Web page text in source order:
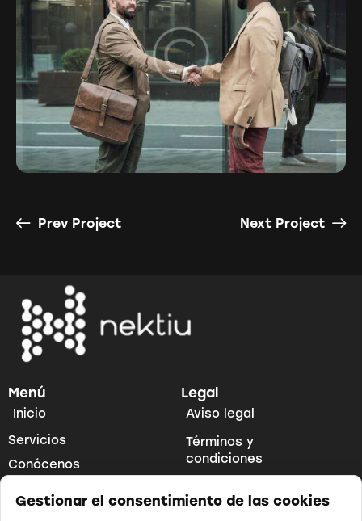
Prev Project Next Project
Menú
Inicio
Servicios
Conócenos
Contacto
Legal
Aviso legal
Términos y
condiciones
Gestionar el consentimiento de las cookies